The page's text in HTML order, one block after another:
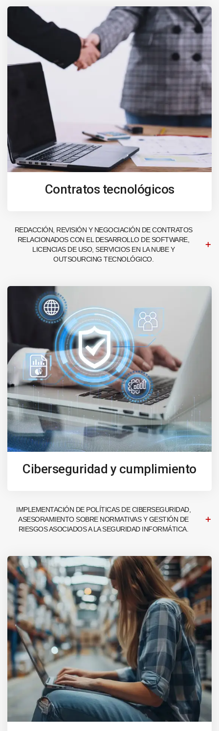
Contratos tecnológicos
REDACCIÓN, REVISIÓN Y NEGOCIACIÓN DE CONTRATOS
RELACIONADOS CON EL DESARROLLO DE SOFTWARE,
LICENCIAS DE USO, SERVICIOS EN LA NUBE Y
OUTSOURCING TECNOLÓGICO.
Ciberseguridad y cumplimiento
IMPLEMENTACIÓN DE POLÍTICAS DE CIBERSEGURIDAD,
ASESORAMIENTO SOBRE NORMATIVAS Y GESTIÓN DE
RIESGOS ASOCIADOS A LA SEGURIDAD INFORMÁTICA.